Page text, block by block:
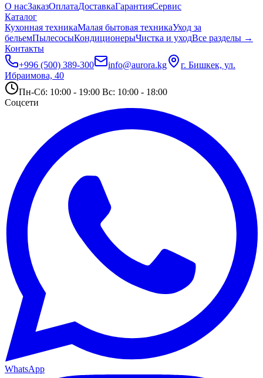
О насЗаказОплатаДоставкаГарантияСервис
Каталог
Кухонная техникаМалая бытовая техникаУход за
бельемПылесосыКондиционерыЧистка и уходВсе разделы →
Контакты
+996 (500) 389-300
info@aurora.kg
г. Бишкек, ул.
Ибраимова, 40
Пн-Сб: 10:00 - 19:00 Вс: 10:00 - 18:00
Соцсети
WhatsApp